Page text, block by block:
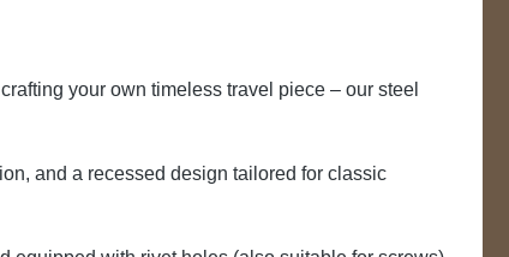
your own timeless travel piece – our steel
and a recessed design tailored for classic